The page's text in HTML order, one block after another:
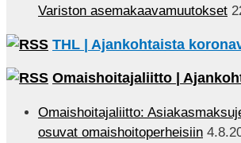
Variston asemakaavamuutokset
THL | Ajankohtaista
Omaishoitajaliitto |
Omaishoitajaliitto:
osuvat omaishoitoperheisiin